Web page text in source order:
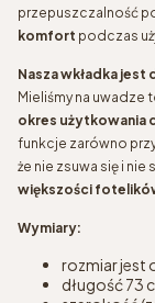
przepuszczalność
komfort podczas
Nasza wkładka jest
Mieliśmy na uwadze
okres użytkowania
funkcje zarówno
że nie zsuwa się i
większości
Wymiary:
rozmiar jest
długość 73